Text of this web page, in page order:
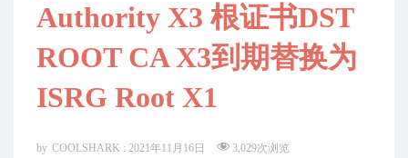
Authority X3 根证书DST
ROOT CA X3到期替换为
ISRG Root X1
by COOLSHARK : 2021年11月16日 3,029次浏览